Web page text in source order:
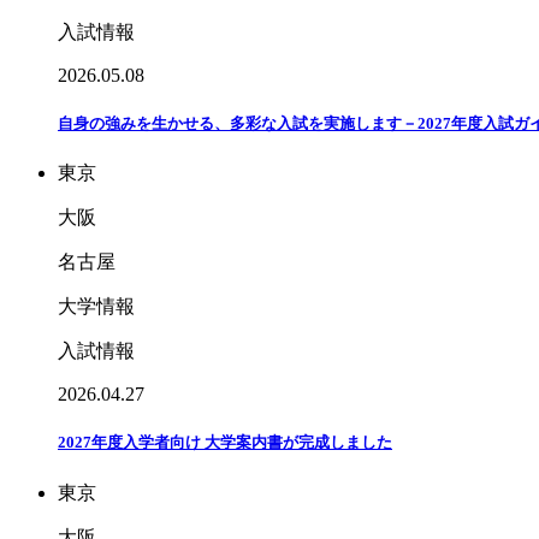
入試情報
2026.05.08
自身の強みを生かせる、多彩な入試を実施します－2027年度入試ガ
東京
大阪
名古屋
大学情報
入試情報
2026.04.27
2027年度入学者向け 大学案内書が完成しました
東京